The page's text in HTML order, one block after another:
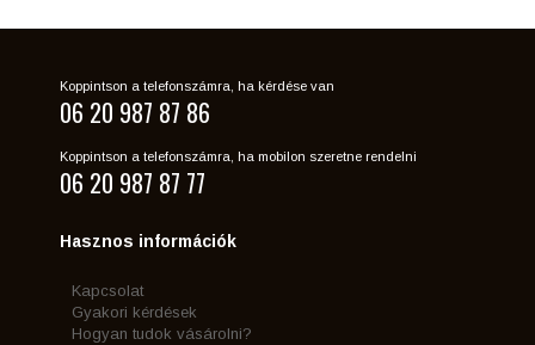
Koppintson a telefonszámra, ha kérdése van
06 20 987 87 86
Koppintson a telefonszámra, ha mobilon szeretne rendelni
06 20 987 87 77
Hasznos információk
Kapcsolat
Gyakori kérdések
Hogyan tudok vásárolni?